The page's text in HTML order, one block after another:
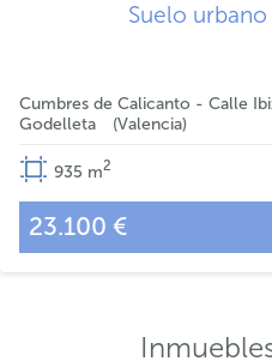
Suelo
Cumbres de Calicanto - Calle
Godelleta
Valencia
935 m2
23.100 €